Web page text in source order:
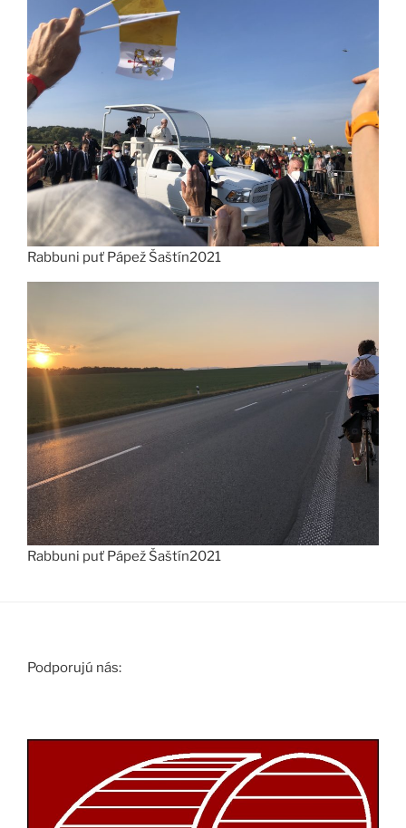
Rabbuni puť Pápež Šaštín2021
Rabbuni puť Pápež Šaštín2021
Podporujú nás: